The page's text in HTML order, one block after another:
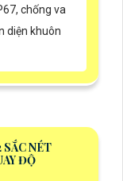
chống va
diện khuôn
NÉT
ĐỘ